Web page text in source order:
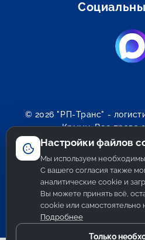
© 2026 "РП-Транс" -
Крыму. Все права
Политика обработки
Согласие на обработку
Политика
Политика
Настройки
SEO &
Настройки файлов
Мы используем
С вашего согласия также
аналитические cookie и
Вы можете принять всё,
cookie или самостоятельно
Подробнее
Только